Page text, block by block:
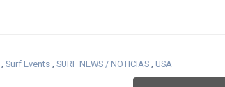
, Surf Events , SURF NEWS / NOTICIAS , USA